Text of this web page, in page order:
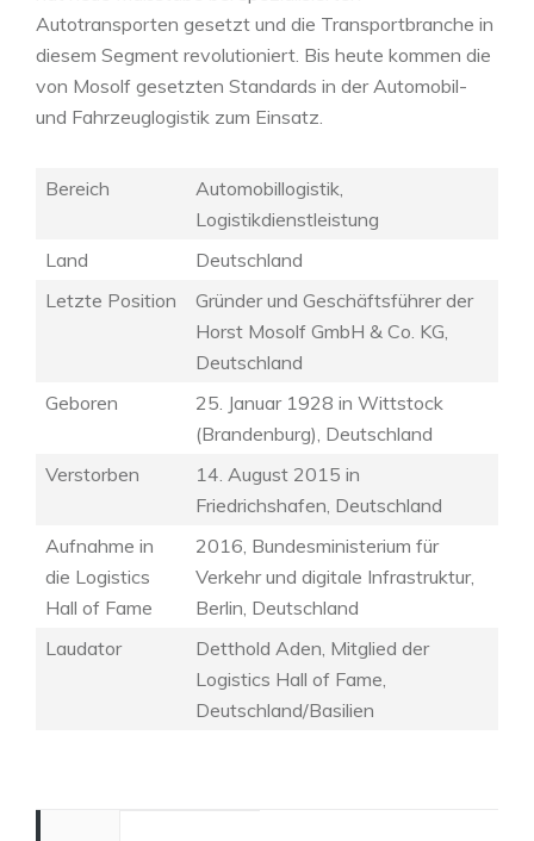
Autotransporten gesetzt und die Transportbranche in
diesem Segment revolutioniert. Bis heute kommen die
von Mosolf gesetzten Standards in der Automobil-
und Fahrzeuglogistik zum Einsatz.
Bereich
Automobillogistik,
Logistikdienstleistung
Land
Deutschland
Letzte Position
Gründer und Geschäftsführer der
Horst Mosolf GmbH & Co. KG,
Deutschland
Geboren
25. Januar 1928 in Wittstock
(Brandenburg), Deutschland
Verstorben
14. August 2015 in
Friedrichshafen, Deutschland
Aufnahme in
die Logistics
Hall of Fame
2016, Bundesministerium für
Verkehr und digitale Infrastruktur,
Berlin, Deutschland
Laudator
Detthold Aden, Mitglied der
Logistics Hall of Fame,
Deutschland/Basilien